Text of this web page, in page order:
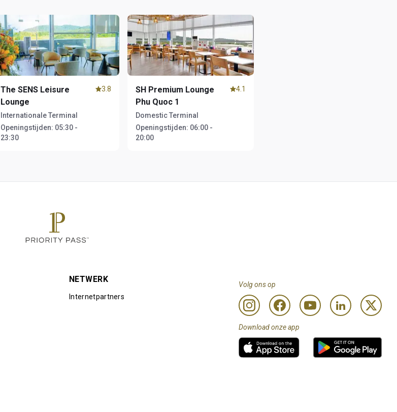
The SENS Leisure
Lounge
Internationale Terminal
Openingstijden: 05:30 -
23:30
3.8
SH Premium Lounge
Phu Quoc 1
Domestic Terminal
Openingstijden: 06:00 -
20:00
4.1
NETWERK
Internetpartners
Volg ons op
Download onze app